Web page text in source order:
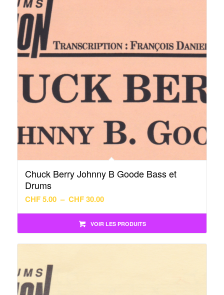
Chuck Berry Johnny B Goode Bass et
Drums
CHF5.00 – CHF30.00Plage
prix :
CHF 5.00
à
VOIR LES PRODUITS